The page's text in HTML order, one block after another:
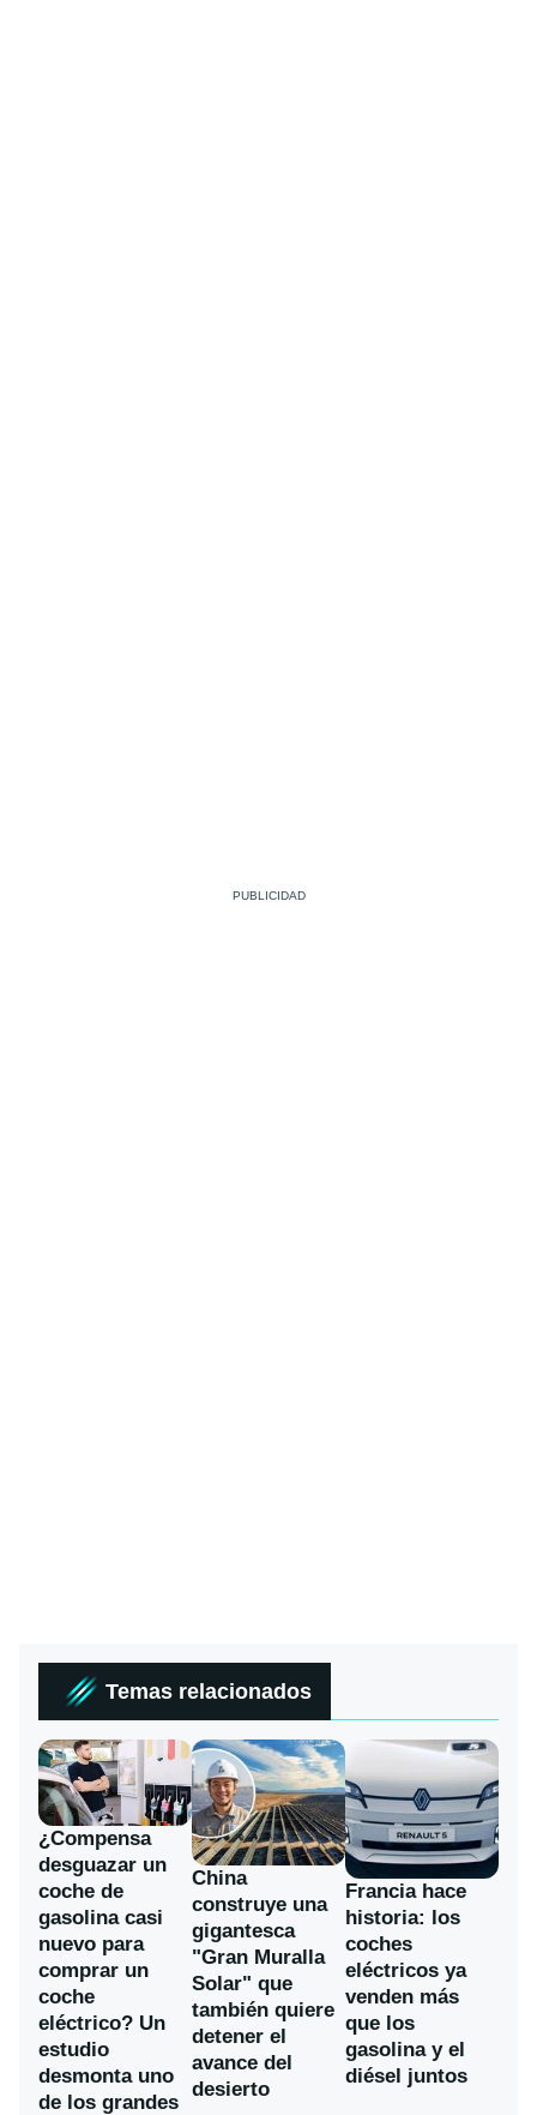
Temas relacionados
¿Compensa
desguazar un
coche de
gasolina casi
nuevo para
comprar un
coche
eléctrico? Un
estudio
desmonta uno
de los grandes
China
construye una
gigantesca
"Gran Muralla
Solar" que
también quiere
detener el
avance del
desierto
Francia hace
historia: los
coches
eléctricos ya
venden más
que los
gasolina y el
diésel juntos